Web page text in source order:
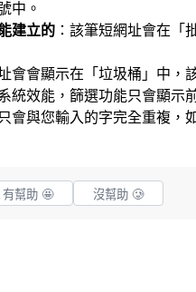
中。
建立的 ：該筆短網址會在「
會會顯示在「垃圾桶」中，
統效能，篩選功能只會顯示
會與您輸入的字完全重複
有幫助 🤩 沒幫助 🥲